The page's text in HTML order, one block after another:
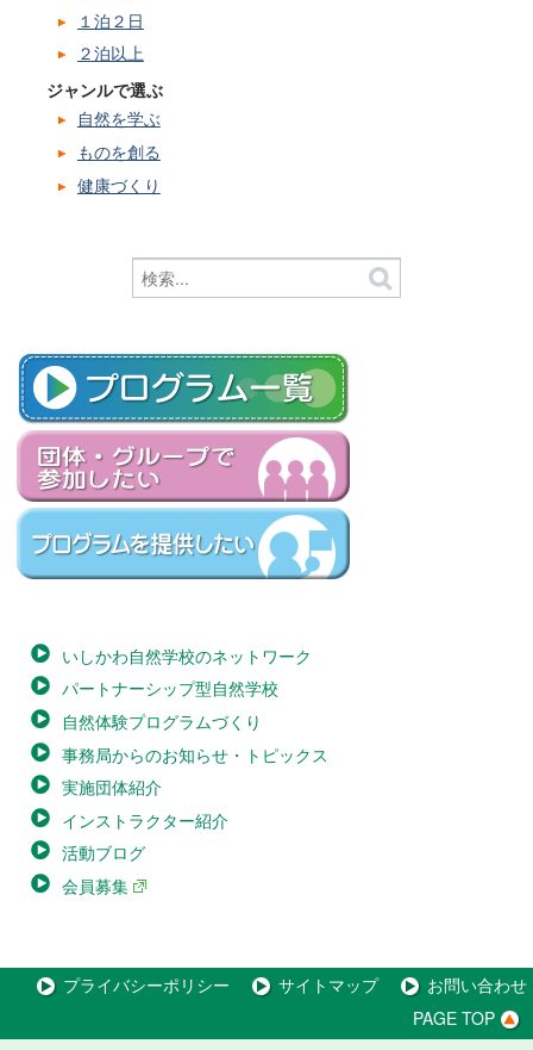
１泊２日
２泊以上
ジャンルで選ぶ
自然を学ぶ
ものを創る
健康づくり
いしかわ自然学校のネットワーク
パートナーシップ型自然学校
自然体験プログラムづくり
事務局からのお知らせ・トピックス
実施団体紹介
インストラクター紹介
活動ブログ
会員募集
プライバシーポリシー サイトマップ
お問い合わせ
PAGE TOP